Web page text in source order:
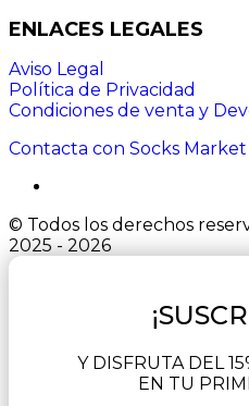
ENLACES LEGALES
Aviso Legal
Política de Privacidad
Condiciones de venta y
Contacta con Socks Market
© Todos los derechos
2025 - 2026
Y DISFRUTA DEL
EN TU